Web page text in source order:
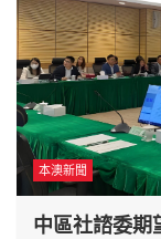
本澳新聞
中區社諮委期